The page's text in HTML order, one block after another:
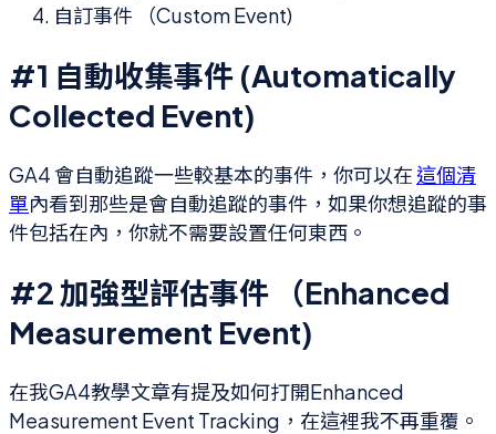
自訂事件 （Custom Event)
#1 自動收集事件 (Automatically
Collected Event)
GA4 會自動追蹤一些較基本的事件，你可以在 這個清
單內看到那些是會自動追蹤的事件，如果你想追蹤的事
件包括在內，你就不需要設置任何東西。
#2 加強型評估事件 （Enhanced
Measurement Event)
在我GA4教學文章有提及如何打開Enhanced
Measurement Event Tracking，在這裡我不再重覆。